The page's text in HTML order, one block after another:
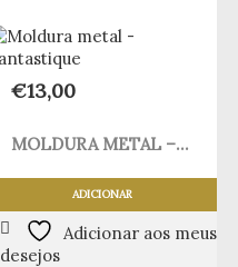
€13,00
MOLDURA METAL –...
ADICIONAR
Adicionar aos meus
desejos